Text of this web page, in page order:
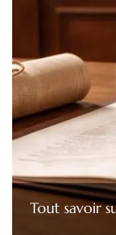
Tout savoir